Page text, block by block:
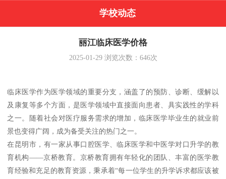
学校动态
丽江临床医学价格
2025-01-29浏览次数： 646次
临床医学作为医学领域的重要分支，涵盖了的预防、诊断、缓解以
及康复等多个方面，是医学领域中直接面向患者、具实践性的学科
之一。随着社会对医疗服务需求的增加，临床医学毕业生的就业前
景也变得广阔，成为备受关注的热门之一。
在昆明市，有一家从事口腔医学、临床医学和中医学对口升学的教
育机构——京桥教育。京桥教育拥有年轻化的团队、丰富的医学教
育经验和充足的教育资源，秉承着“每一位学生的升学诉求都应该被